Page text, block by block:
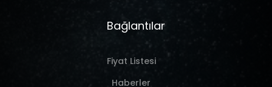
Bağlantılar
Fiyat Listesi
Haberler